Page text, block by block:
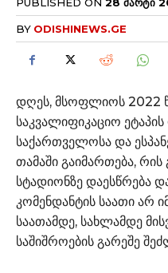
BY ODISHINEWS.GE
დღეს, მსოფლიოს 2022
საკვალიფიკაციო
საქართველოსა და
თამაში გაიმართება, რის
სტადიონზე დაესწრება
კომენდანტის საათი არ
საათამდე, სახლამდე
საშიშროების გარეშე